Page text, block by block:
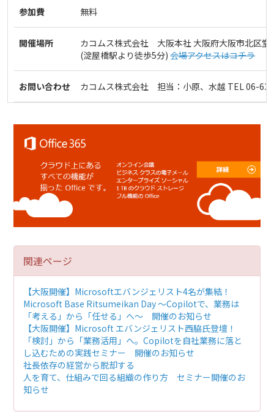
参加費 無料
開催場所
カコムス株式会社 大阪本社 大阪府大阪市北区
(淀屋橋駅より徒歩5分)会場アクセスはコチラ
お問い合わせ カコムス株式会社 担当：小原、水越 TEL 06-
関連ページ
【大阪開催】Microsoftエバンジェリスト4名が集結！
Microsoft Base Ritsumeikan Day ～Copilotで、業務は
「考える」から「任せる」へ～ 開催のお知らせ
【大阪開催】Microsoft エバンジェリスト西脇氏登壇！
「検討」から「業務活用」へ。Copilotを自社業務に落と
し込むための実践セミナー 開催のお知らせ
社長依存の経営から脱却する
人を育て、仕組みで回る組織の作り方 セミナー開催のお
知らせ